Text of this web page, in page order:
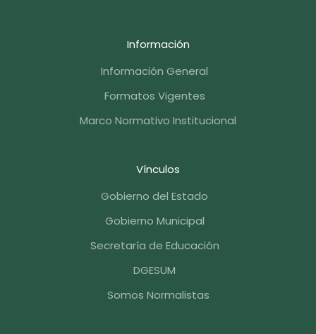
Información
Información General
Formatos Vigentes
Marco Normativo Institucional
Vínculos
Gobierno del Estado
Gobierno Municipal
Secretaría de Educación
DGESUM
Somos Normalistas